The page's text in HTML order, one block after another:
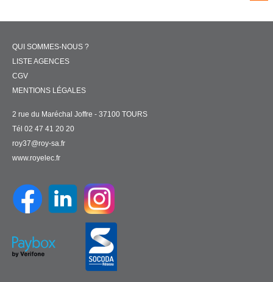
QUI SOMMES-NOUS ?
LISTE AGENCES
CGV
MENTIONS LÉGALES
2 rue du Maréchal Joffre - 37100 TOURS
Tél 02 47 41 20 20
roy37@roy-sa.fr
www.royelec.fr